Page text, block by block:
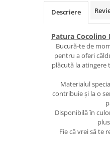
Descriere
Patura Cocolino
Bucură-te de
pentru a oferi
plăcută la atingere
Materialul
contribuie și la o
Disponibilă în
Fie că vrei să te